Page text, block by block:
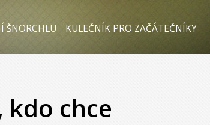
ŠNORCHLU KULEČNÍK PRO ZAČÁTEČNÍKY
chce